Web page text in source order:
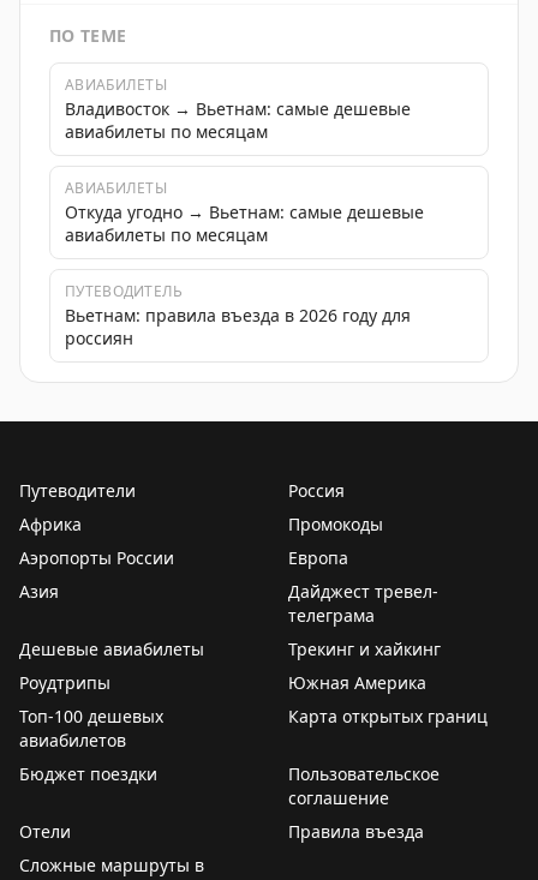
ПО ТЕМЕ
АВИАБИЛЕТЫ
Владивосток → Вьетнам: самые дешевые
авиабилеты по месяцам
АВИАБИЛЕТЫ
Откуда угодно → Вьетнам: самые дешевые
авиабилеты по месяцам
ПУТЕВОДИТЕЛЬ
Вьетнам: правила въезда в 2026 году для
россиян
Путеводители
Россия
Африка
Промокоды
Аэропорты России
Европа
Азия
Дайджест тревел-
телеграма
Дешевые авиабилеты
Трекинг и хайкинг
Роудтрипы
Южная Америка
Топ-100 дешевых
авиабилетов
Карта открытых границ
Бюджет поездки
Пользовательское
соглашение
Отели
Правила въезда
Сложные маршруты в